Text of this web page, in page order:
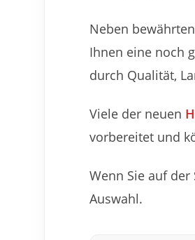
Neben
Ihnen eine noch
durch Qualität,
Viele der neuen
vorbereitet und
Wenn Sie auf
Auswahl.